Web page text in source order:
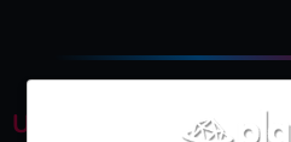
ULTIME GUIDE